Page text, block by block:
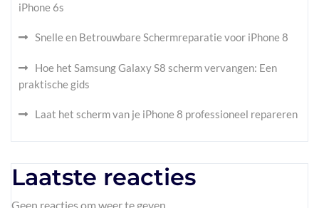
iPhone 6s
Snelle en Betrouwbare Schermreparatie voor iPhone 8
Hoe het Samsung Galaxy S8 scherm vervangen: Een
praktische gids
Laat het scherm van je iPhone 8 professioneel repareren
Laatste reacties
Geen reacties om weer te geven.